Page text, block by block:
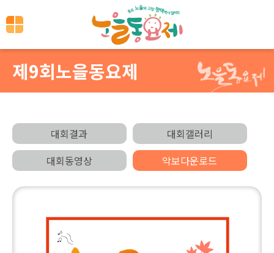
제9회노을동요제
대회결과
대회갤러리
대회동영상
악보다운로드